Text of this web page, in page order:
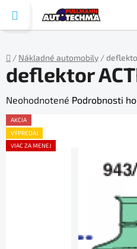
obsah
Domov
/ Nákladné automobily /
deflektor
Priemerné
hodnotenie
produktu
je
Neohodnotené Podrobnosti
AKCIA
VÝPREDAJ
VIAC ZA MENEJ